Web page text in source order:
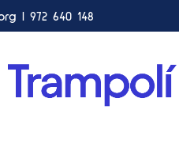
|972 640 148